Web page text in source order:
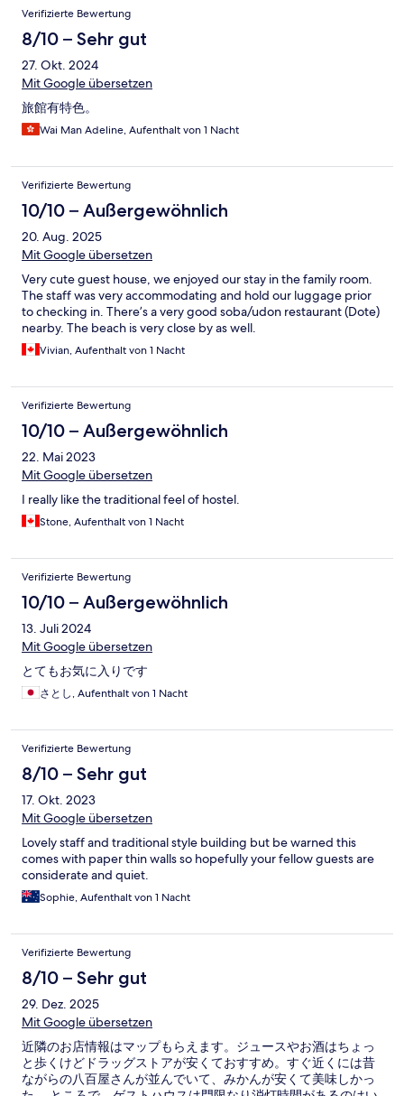
Verifizierte Bewertung
8/10 – Sehr gut
27. Okt. 2024
Mit Google übersetzen
旅館有特色。
Wai Man Adeline, Aufenthalt von 1 Nacht
Verifizierte Bewertung
10/10 – Außergewöhnlich
20. Aug. 2025
Mit Google übersetzen
Very cute guest house, we enjoyed our stay in the family room.
The staff was very accommodating and hold our luggage prior
to checking in. There’s a very good soba/udon restaurant (Dote)
nearby. The beach is very close by as well.
Vivian, Aufenthalt von 1 Nacht
Verifizierte Bewertung
10/10 – Außergewöhnlich
22. Mai 2023
Mit Google übersetzen
I really like the traditional feel of hostel.
Stone, Aufenthalt von 1 Nacht
Verifizierte Bewertung
10/10 – Außergewöhnlich
13. Juli 2024
Mit Google übersetzen
とてもお気に入りです
さとし, Aufenthalt von 1 Nacht
Verifizierte Bewertung
8/10 – Sehr gut
17. Okt. 2023
Mit Google übersetzen
Lovely staff and traditional style building but be warned this
comes with paper thin walls so hopefully your fellow guests are
considerate and quiet.
Sophie, Aufenthalt von 1 Nacht
Verifizierte Bewertung
8/10 – Sehr gut
29. Dez. 2025
Mit Google übersetzen
近隣のお店情報はマップもらえます。ジュースやお酒はちょっ
と歩くけどドラッグストアが安くておすすめ。すぐ近くには昔
ながらの八百屋さんが並んでいて、みかんが安くて美味しかっ